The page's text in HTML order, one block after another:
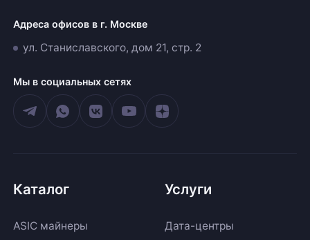
Адреса офисов в г. Москве
ул. Станиславского, дом 21, стр. 2
Мы в социальных сетях
Каталог
ASIC майнеры
Услуги
Дата-центры